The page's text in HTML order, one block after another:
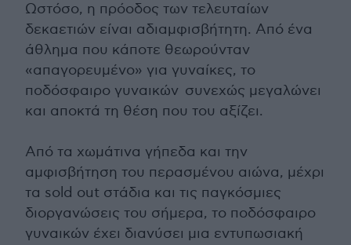
Ωστόσο, η πρόοδος των τελευταίων
δεκαετιών είναι αδιαμφισβήτητη. Από ένα
άθλημα που κάποτε θεωρούνταν
«απαγορευμένο» για γυναίκες, το
ποδόσφαιρο γυναικών συνεχώς μεγαλώνει
και αποκτά τη θέση που του αξίζει.
Από τα χωμάτινα γήπεδα και την
αμφισβήτηση του περασμένου αιώνα, μέχρι
τα sold out στάδια και τις παγκόσμιες
διοργανώσεις του σήμερα, το ποδόσφαιρο
γυναικών έχει διανύσει μια εντυπωσιακή